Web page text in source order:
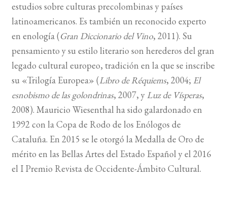
estudios sobre culturas precolombinas y países
latinoamericanos. Es también un reconocido ex­per­to
en enología (Gran Diccionario del Vino, 2011). Su
pensamiento y su estilo literario son herederos del gran
legado cultural europeo, tradición en la que se inscribe
su «Trilogía Europea» (Libro de Réquiems, 2004; El
esnobismo de las golondrinas, 2007, y Luz de Vísperas,
2008). Mauricio Wiesenthal ha sido galardonado en
1992 con la Copa de Rodo de los Enólogos de
Cataluña. En 2015 se le otorgó la Medalla de Oro de
mérito en las Bellas Artes del Estado Español y el 2016
el I Premio Revista de Occidente-Ámbito Cultural.